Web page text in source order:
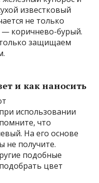
известковый
не только
— коричнево-бурый.
защищаем
и как наносить
использовании
что
На его основе
не получите.
подобные
цвет